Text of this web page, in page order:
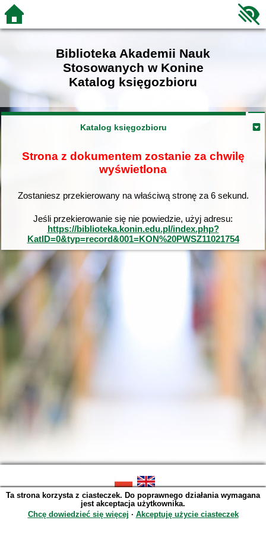
Biblioteka Akademii Nauk
Stosowanych w Konine
Katalog księgozbioru
Katalog księgozbioru
Strona z dokumentem zostanie za chwilę
wyświetlona
Zostaniesz przekierowany na właściwą stronę za 6sekund.
Jeśli przekierowanie się nie powiedzie, użyj adresu:
https://biblioteka.konin.edu.pl/index.php?
KatID=0&typ=record&001=KON%20PWSZ11021754
SOWA OPAC v. 6.11.10 (2026-07-24)
Wygenerowano w 0,0042 s.
Ta strona korzysta z ciasteczek. Do poprawnego działania wymagana
jest akceptacja użytkownika.
Chcę dowiedzieć się więcej ∙ Akceptuję użycie ciasteczek